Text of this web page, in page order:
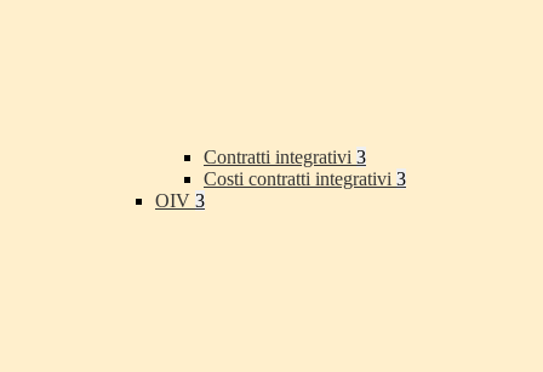
Contratti integrativi 3
Costi contratti integrativi 3
OIV 3